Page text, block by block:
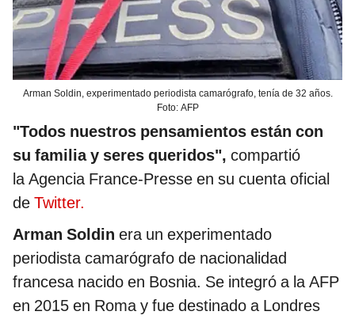
Arman Soldin, experimentado periodista camarógrafo, tenía de 32 años.
Foto: AFP
"Todos nuestros pensamientos están con
su familia y seres queridos", compartió
la Agencia France-Presse en su cuenta oficial
de Twitter.
Arman Soldin era un experimentado
periodista camarógrafo de nacionalidad
francesa nacido en Bosnia. Se integró a la AFP
en 2015 en Roma y fue destinado a Londres